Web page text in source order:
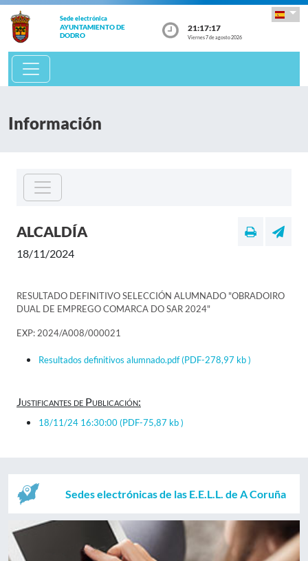
Sede electrónica
AYUNTAMIENTO DE
DODRO
21:17:17
Viernes 7 de agosto 2026
Información
ALCALDÍA
18/11/2024
RESULTADO DEFINITIVO SELECCIÓN ALUMNADO "OBRADOIRO
DUAL DE EMPREGO COMARCA DO SAR 2024"
EXP: 2024/A008/000021
Resultados definitivos alumnado.pdf(PDF-278,97 kb )
Justificantes de Publicación:
18/11/24 16:30:00(PDF-75,87 kb )
Sedes electrónicas de las E.E.L.L. de A Coruña